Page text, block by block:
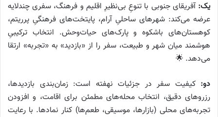
یک: آفریقای جنوبی با تنوعِ بی‌نظیرِ اقلیم و فرهنگ، سفری چندلایه
عرضه می‌کند: شهرهای ساحلیِ آرام، پایتخت‌های فرهنگیِ پرریتم،
کوهستان‌های باشکوه و پارک‌های حیات‌وحش. انتخاب ترکیبیِ
هوشمند میان شهر و طبیعت، سفر را از «بازدید» به «تجربه» ارتقا
می‌دهد. 🌟
دو: کیفیت سفر در جزئیات نهفته است: زمان‌بندی بازدیدها،
رزروهای دقیق، انتخاب محله‌های مطمئن برای اقامت، و افزودن
تجربه‌های محلی (بازارها، موسیقی، طعم‌ها) کنار نمادها. با رعایت